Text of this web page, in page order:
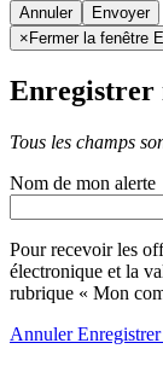
Annuler
× Fermer la fenêtre
Enregistrer
Tous les champs
Nom de mon alerte
Pour recevoir les
électronique et la
rubrique « Mon
Annuler